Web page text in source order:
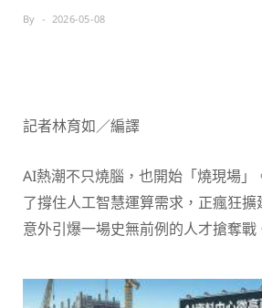
By 2026-05-08
記者林育如／編譯
AI熱潮不只燒腦，也開始「燒現場」
了撐住人工智慧運算需求，正瘋狂
意外引爆一場史無前例的人才搶奪戰